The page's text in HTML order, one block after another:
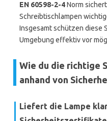
EN 60598-2-4Norm
Schreibtischlampen
Insgesamt schützen diese
Umgebung effektiv vor
Wie du die richtige
anhand von
Liefert die Lampe